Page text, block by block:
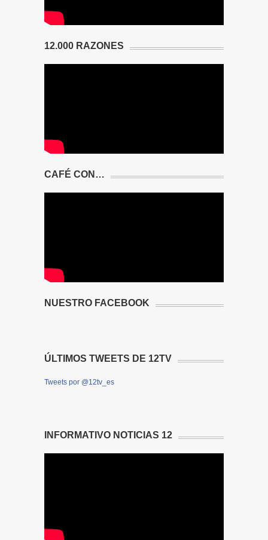
12.000 RAZONES
CAFÉ CON…
NUESTRO FACEBOOK
ÚLTIMOS TWEETS DE 12TV
Tweets por @12tv_es
INFORMATIVO NOTICIAS 12